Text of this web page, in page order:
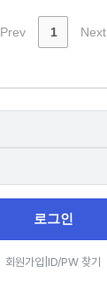
Prev 1 Next
로그인
회원가입 ID/PW 찾기